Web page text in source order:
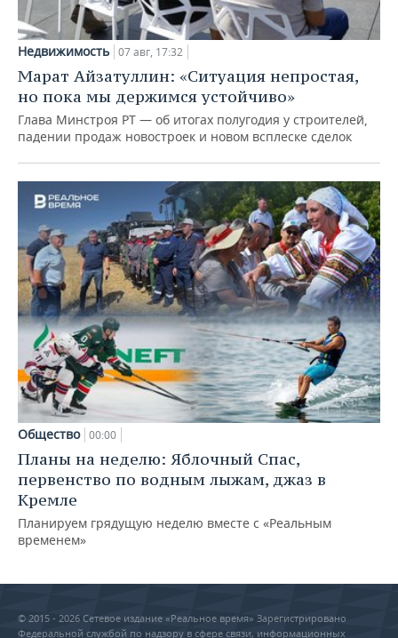
Недвижимость 07 авг, 17:32
Марат Айзатуллин: «Ситуация непростая,
но пока мы держимся устойчиво»
Глава Минстроя РТ — об итогах полугодия у строителей,
падении продаж новостроек и новом всплеске сделок
Общество 00:00
Планы на неделю: Яблочный Спас,
первенство по водным лыжам, джаз в
Кремле
Планируем грядущую неделю вместе с «Реальным
временем»
© 2015 - 2026 Сетевое издание «Реальное время» Зарегистрировано
Федеральной службой по надзору в сфере связи, информационных